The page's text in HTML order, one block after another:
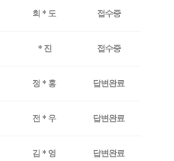
회＊도 접수중
＊진 접수중
정＊홍 답변완료
전＊우 답변완료
김＊영 답변완료